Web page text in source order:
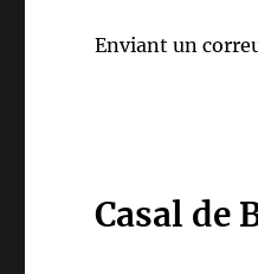
Enviant un
Casal de